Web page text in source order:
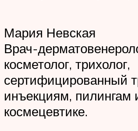
Мария Невская
Врач-
косметолог, трихолог,
сертифицированный
инъекциям, пилингам
космецевтике.